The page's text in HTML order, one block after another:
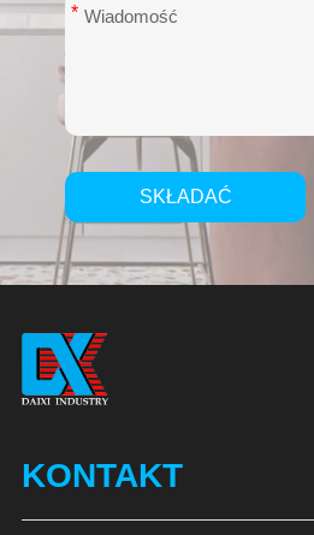
*
SKŁADAĆ
Alternative:
KONTAKT